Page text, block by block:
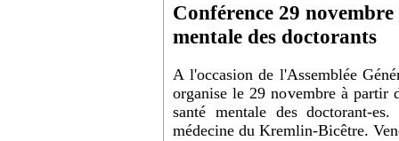
Conférence 29
mentale des doctorants
A l'occasion de l'Assemblée
organise le 29 novembre à partir
santé mentale des doctorant-
médecine du Kremlin-Bicêtre.